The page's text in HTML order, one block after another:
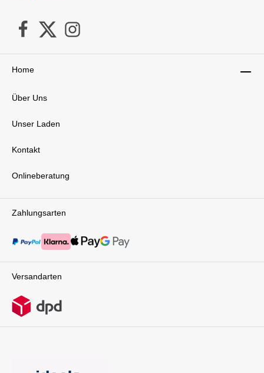
Zahlungsarten
Versandarten
Home
Über Uns
Unser Laden
Kontakt
Onlineberatung